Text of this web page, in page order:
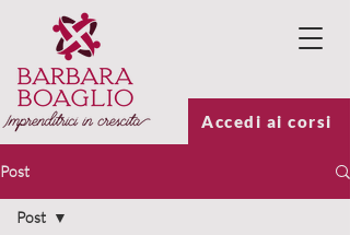
Accedi ai corsi
Post
Post